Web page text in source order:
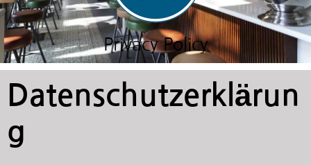
Privacy Policy
Datenschutzerklärun
g